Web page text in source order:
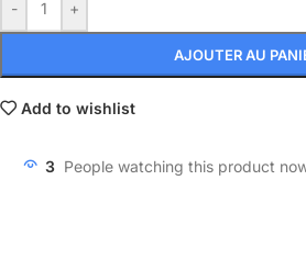
- +
AJOUTER AU
Add to wishlist
3 People watching this product